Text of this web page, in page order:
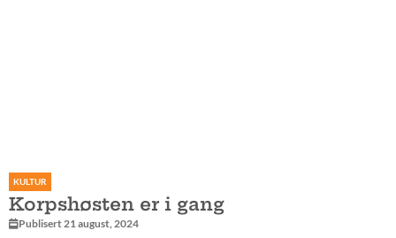
KULTUR
Korpshøsten er i gang
Publisert 21 august, 2024